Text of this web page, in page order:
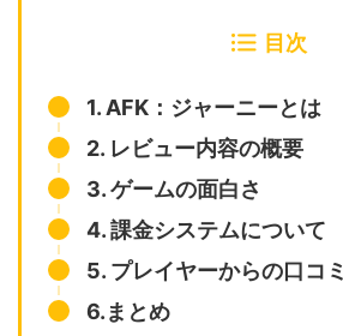
目次
1. AFK：ジャーニーとは
2. レビュー内容の概要
3. ゲームの面白さ
4. 課金システムについて
5. プレイヤーからの口コミ
6.まとめ